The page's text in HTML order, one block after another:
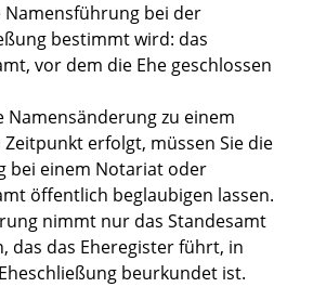
Namensführung bei der
bestimmt wird: das
vor dem die Ehe geschlossen
Namensänderung zu einem
erfolgt, müssen Sie die
bei einem Notariat oder
öffentlich beglaubigen lassen.
nimmt nur das Standesamt
das das Eheregister führt, in
beurkundet ist.